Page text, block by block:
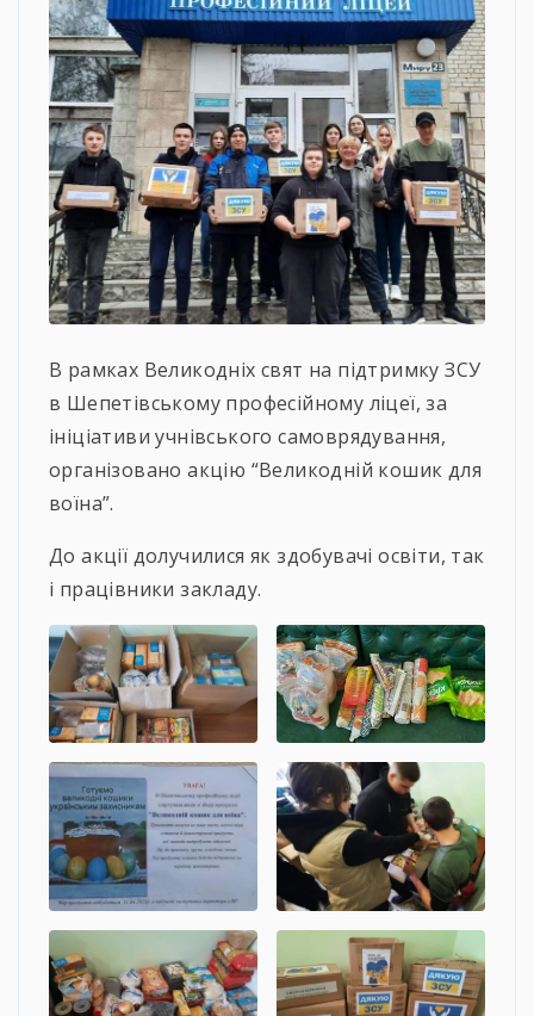
В рамках Великодніх свят на підтримку ЗСУ
в Шепетівському професійному ліцеї, за
ініціативи учнівського самоврядування,
організовано акцію “Великодній кошик для
воїна”.
До акції долучилися як здобувачі освіти, так
і працівники закладу.